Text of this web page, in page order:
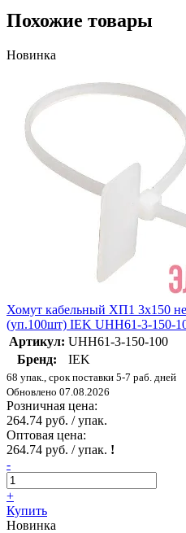
Похожие товары
Новинка
Хомут кабельный ХП1 3х150
(уп.100шт) IEK UHH61-3-150-
Артикул: UHH61-3-150-100
Бренд:
IEK
68 упак., срок поставки 5-7 раб. дней
Обновлено 07.08.2026
Розничная цена:
264.74 руб. / упак.
Оптовая цена:
264.74 руб. / упак. !
-
+
Купить
Новинка